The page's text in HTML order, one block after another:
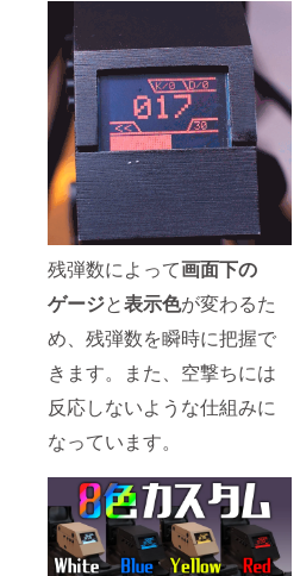
残弾数によって画面下の
ゲージと表示色が変わるた
め、残弾数を瞬時に把握で
きます。また、空撃ちには
反応しないような仕組みに
なっています。